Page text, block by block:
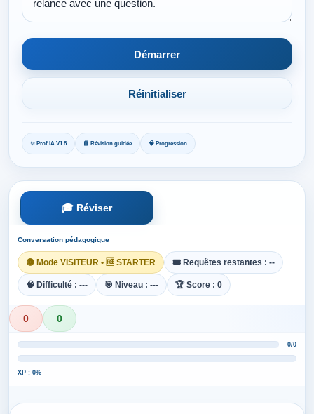
Démarrer
Réinitialiser
✨ Prof IA V1.8 📘 Révision guidée 🧠 Progression
🎓 Réviser
Conversation pédagogique
🟡 Mode VISITEUR • 🆓 STARTER 🎟️ Requêtes restantes : --
🧠 Difficulté : --- 🎯 Niveau : --- 🏆 Score : 0
0 0
0/0
XP : 0%